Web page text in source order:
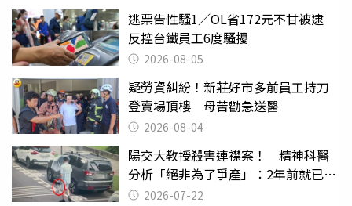
逃票告性騷1／OL省172元不甘被逮
反控台鐵員工6度騷擾
2026-08-05
疑勞資糾紛！新莊好市多前員工持刀
登賣場頂樓 母苦勸急送醫
2026-08-04
陽交大教授殺害連襟案！ 精神科醫
分析「絕非為了爭產」：2年前就已言
行詭異
2026-07-22